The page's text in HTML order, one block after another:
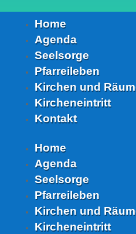
Home
Agenda
Seelsorge
Pfarreileben
Kirchen und
Kircheneintritt
Kontakt
Home
Agenda
Seelsorge
Pfarreileben
Kirchen und
Kircheneintritt